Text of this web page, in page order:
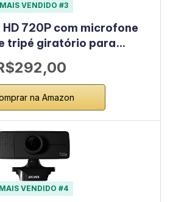
MAIS VENDIDO #3
720P com microfone
tripé giratório para…
na Amazon
MAIS VENDIDO #4